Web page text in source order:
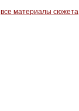
все материалы сюжета